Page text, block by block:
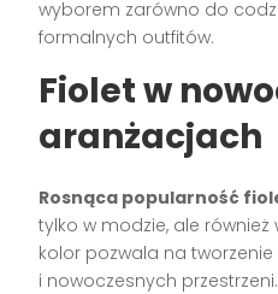
wyborem zarówno do
formalnych outfitów.
Fiolet w
aranżacjach
Rosnąca popularność
tylko w modzie, ale również
kolor pozwala na
i nowoczesnych